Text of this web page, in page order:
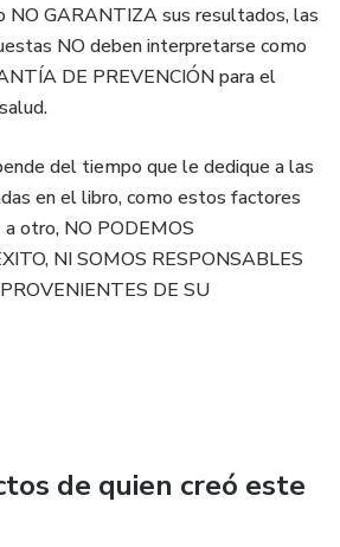
NO GARANTIZA sus resultados, las
NO deben interpretarse como
DE PREVENCIÓN para el
del tiempo que le dedique a las
en el libro, como estos factores
a otro, NO PODEMOS
NI SOMOS RESPONSABLES
DE SU
REALES, PERO NO
A TRAVÉS DE LAS
EN ESTE MATERIAL.
de quien creó este